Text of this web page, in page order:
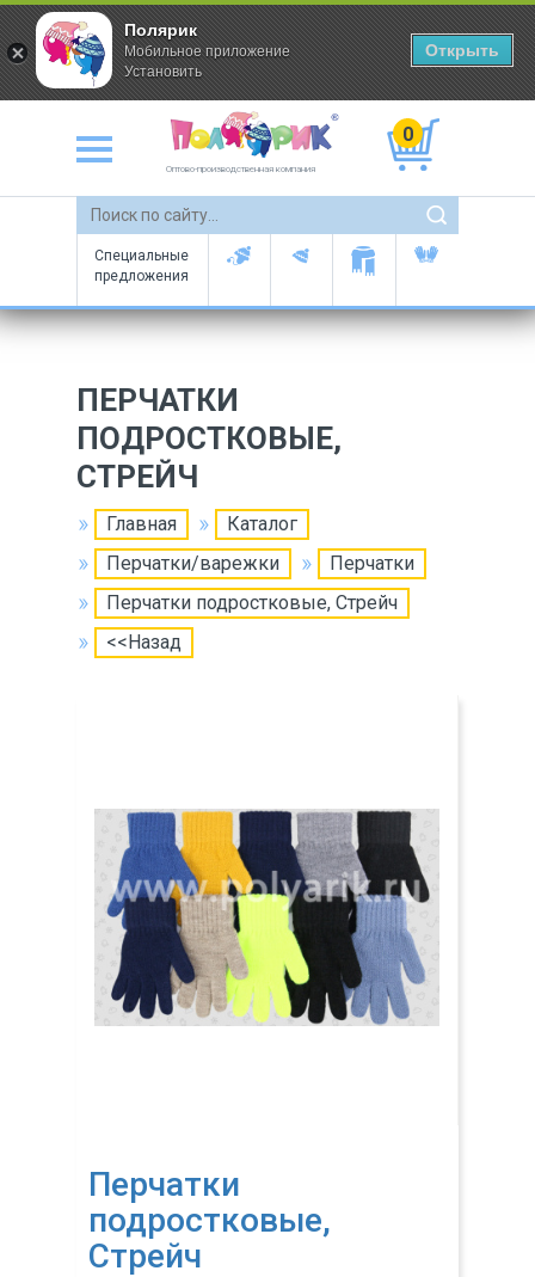
Оптово-производственная компания
0
Специальные
предложения
ПЕРЧАТКИ
ПОДРОСТКОВЫЕ,
СТРЕЙЧ
Главная
Каталог
Перчатки/варежки
Перчатки
Перчатки подростковые, Стрейч
<<Назад
Перчатки
подростковые,
Стрейч
Полярик
Мобильное приложение
Установить
Открыть